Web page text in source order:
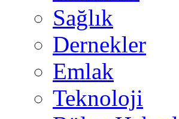
Sağlık
Dernekler
Emlak
Teknoloji